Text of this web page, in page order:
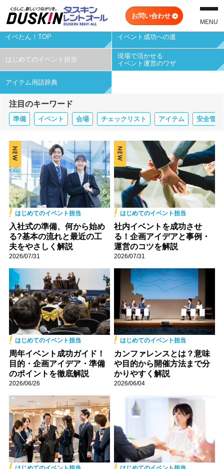
イベント用品レンタル・衛生対策もダスキンレントオール
お問い合わせ
MENU
イベたん！TOP イベント成功への道
はじめてのイベント担当
現場で活かせる
イベント運営のワザ
アイテム用語辞典
注目のキーワード
準備 イベント 会場 チェックリスト アイテム 安全管理
はじめてのイベント担当
入社式の準備、何から始め
る?基本の流れと最近の工
夫をやさしく解説
2026/07/31
はじめてのイベント担当
社内イベントを成功させ
る！企画アイデアと事例・
運営のコツを解説
2026/07/31
はじめてのイベント担当
周年イベント成功ガイド！
目的・企画アイデア・準備
のポイントを徹底解説
2026/06/26
はじめてのイベント担当
カンファレンスとは？意味
や目的から開催方法まで分
かりやすく解説
2026/06/04